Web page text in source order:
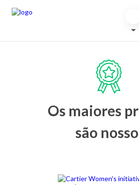
Os maiores
são